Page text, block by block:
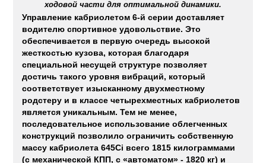
ходовой части для оптимальной динамики.
Управление кабриолетом 6-й серии доставляет
водителю спортивное удовольствие. Это
обеспечивается в первую очередь высокой
жесткостью кузова, которая благодаря
специальной несущей структуре позволяет
достичь такого уровня вибраций, который
соответствует изысканному двухместному
родстеру и в классе четырехместных кабриолетов
является уникальным. Тем не менее,
последовательное использование облегченных
конструкций позволило ограничить собственную
массу кабриолета 645Ci всего 1815 килограммами
(с механической КПП, с «автоматом» - 1820 кг) и